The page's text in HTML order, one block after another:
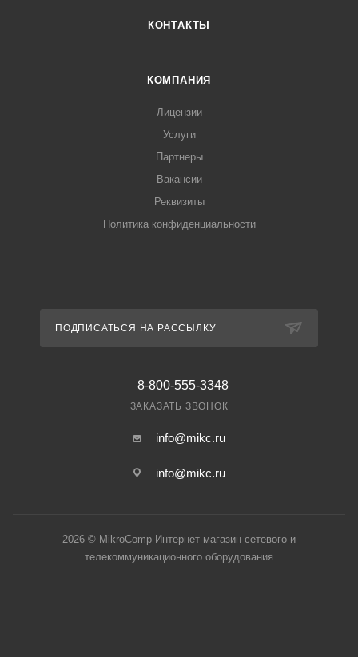
КОНТАКТЫ
КОМПАНИЯ
Лицензии
Услуги
Партнеры
Вакансии
Реквизиты
Политика конфиденциальности
ПОДПИСАТЬСЯ НА РАССЫЛКУ
8-800-555-3348
ЗАКАЗАТЬ ЗВОНОК
info@mikc.ru
info@mikc.ru
2026 © MikroComp Интернет-магазин сетевого и
телекоммуникационного оборудования